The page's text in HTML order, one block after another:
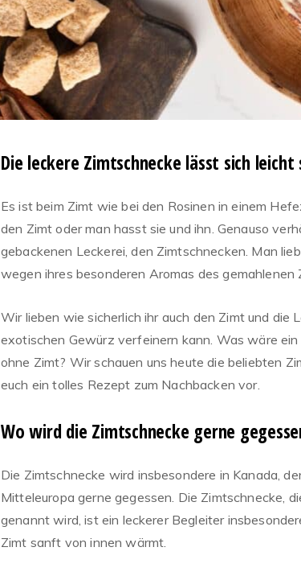
Die leckere Zimtschnecke lässt sich leicht
Es ist beim Zimt wie bei den Rosinen in einem
den Zimt oder man hasst sie und ihn. Genauso
gebackenen Leckerei, den Zimtschnecken. Man
wegen ihres besonderen Aromas des gemahlenen
Wir lieben wie sicherlich ihr auch den Zimt und die
exotischen Gewürz verfeinern kann. Was wäre ein
ohne Zimt? Wir schauen uns heute die beliebten
euch ein tolles Rezept zum Nachbacken vor.
Wo wird die Zimtschnecke gerne
Die Zimtschnecke wird insbesondere in Kanada,
Mitteleuropa gerne gegessen. Die Zimtschnecke,
genannt wird, ist ein leckerer Begleiter
Zimt sanft von innen wärmt.